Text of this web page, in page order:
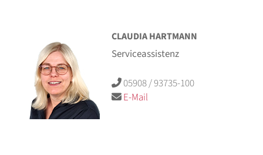
CLAUDIA HARTMANN
Serviceassistenz
05908 / 93735-100
E-Mail